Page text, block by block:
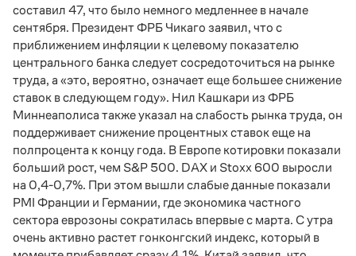
составил 47, что было немного медленнее в начале
сентября. Президент ФРБ Чикаго заявил, что с
приближением инфляции к целевому показателю
центрального банка следует сосредоточиться на рынке
труда, а «это, вероятно, означает еще большее снижение
ставок в следующем году». Нил Кашкари из ФРБ
Миннеаполиса также указал на слабость рынка труда, он
поддерживает снижение процентных ставок еще на
полпроцента к концу года. В Европе котировки показали
больший рост, чем S&P 500. DAX и Stoxx 600 выросли
на 0,4-0,7%. При этом вышли слабые данные показали
PMI Франции и Германии, где экономика частного
сектора еврозоны сократилась впервые с марта. С утра
очень активно растет гонконгский индекс, который в